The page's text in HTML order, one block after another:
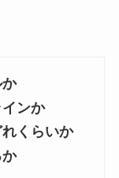
ンか
くらいか